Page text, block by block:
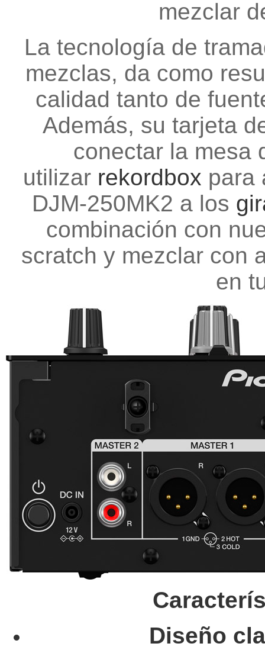
mezclar
La tecnología de
mezclas, da como
calidad tanto de
Además, su tarjeta
conectar la mesa
utilizar rekordbox para
DJM-250MK2 a los
combinación con
scratch y mezclar con
en
Diseño